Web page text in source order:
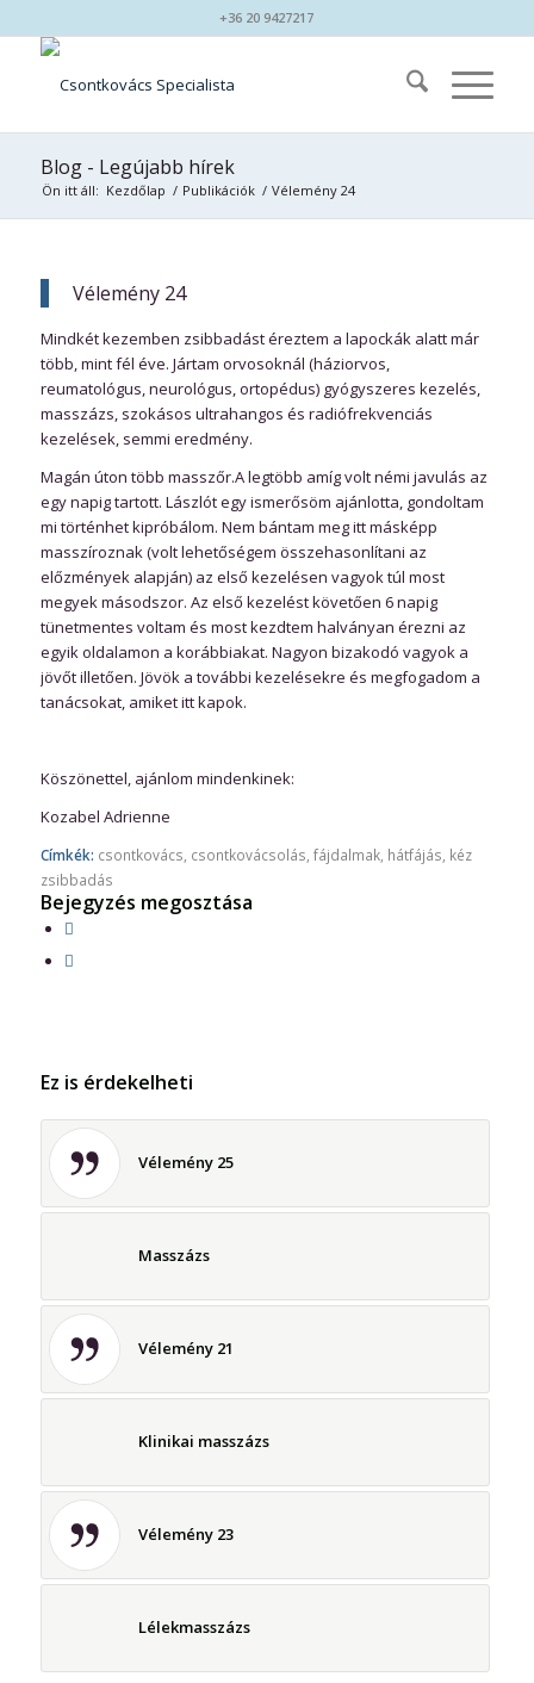
+36 20 9427217
Blog - Legújabb hírek
Ön itt áll: Kezdőlap / Publikációk / Vélemény 24
Vélemény 24
Mindkét kezemben zsibbadást éreztem a lapockák alatt már
több, mint fél éve. Jártam orvosoknál (háziorvos,
reumatológus, neurológus, ortopédus) gyógyszeres kezelés,
masszázs, szokásos ultrahangos és radiófrekvenciás
kezelések, semmi eredmény.
Magán úton több masszőr.A legtöbb amíg volt némi javulás az
egy napig tartott. Lászlót egy ismerősöm ajánlotta, gondoltam
mi történhet kipróbálom. Nem bántam meg itt másképp
masszíroznak (volt lehetőségem összehasonlítani az
előzmények alapján) az első kezelésen vagyok túl most
megyek másodszor. Az első kezelést követően 6 napig
tünetmentes voltam és most kezdtem halványan érezni az
egyik oldalamon a korábbiakat. Nagyon bizakodó vagyok a
jövőt illetően. Jövök a további kezelésekre és megfogadom a
tanácsokat, amiket itt kapok.
Köszönettel, ajánlom mindenkinek:
Kozabel Adrienne
Címkék: csontkovács, csontkovácsolás, fájdalmak, hátfájás, kéz
zsibbadás
Bejegyzés megosztása
Ez is érdekelheti
Vélemény 25
Masszázs
Vélemény 21
Klinikai masszázs
Vélemény 23
Lélekmasszázs